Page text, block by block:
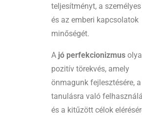
teljesítményt, a
és az emberi kapcsolatok
minőségét.
A jó perfekcionizmus
pozitív törekvés, amely
önmagunk fejlesztésére,
tanulásra való
és a kitűzött célok